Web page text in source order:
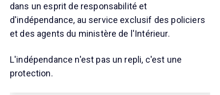
dans un esprit de responsabilité et
d'indépendance, au service exclusif des policiers
et des agents du ministère de l'Intérieur.
L'indépendance n'est pas un repli, c'est une
protection.